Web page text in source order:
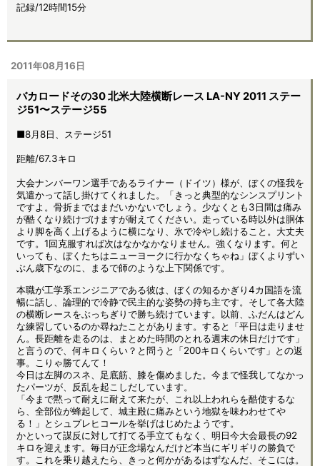
記録/12時間15分
2011年08月16日
バカロードその30 北米大陸横断レース LA-NY 2011 ステー
ジ51〜ステージ55
■8月8日、ステージ51
距離/67.3キロ
大会ナンバーワン選手であるライナー（ドイツ）様が、ぼくの怪我を
気遣かって話し掛けてくれました。「きっと典型的なシンスプリント
ですよ。骨折まではまだいかないでしょう。少なくとも3日間は痛み
が酷くなり続けづけますが耐えてください。走っている時以外は胴体
より脚を高く上げるように横になり、氷で冷やし続けること。大丈夫
です。1回克服すれば次はなかなかなりません。強くなります。何と
いっても、ぼくたちはニューヨークに行かなくちゃね」ぼくよりずい
ぶん歳下なのに、まるで師のような上下関係です。
本職が工学系エンジニアである彼は、ぼくの知るかぎり4カ国語を流
暢に話し、論理的で冷静で民主的な姿勢の持ち主です。そして各大陸
の横断レースをぶっちぎりで勝ち続けています。以前、ふだんはどん
な練習しているのか尋ねたことがあります。すると「平日は走りませ
ん。長距離を走るのは、まとめた時間のとれる週末の休日だけです」
と言うので、何キロくらい？と問うと「200キロくらいです」との返
事。こりゃ勝てんて！
今日は左脚のスネ、足底筋、膝を傷めました。今まで怪我してなかっ
たパーツが、反乱を起こしだしています。
「今まで黙って耐えに耐えて来たが、これ以上われらを酷使するな
ら、全部位が蜂起して、城主殿に痛みという地獄を味わわせてや
る！」とシュプレヒコールを挙げはじめたようです。
かといって謀反に対して打てる手立てもなく、明日今大会最長の92
キロを迎えます。毎日が正念場なんだけど本当にギリギリの勝負で
す。これを乗り越えたら、きっと何かがあるはずなんだ、そこには。